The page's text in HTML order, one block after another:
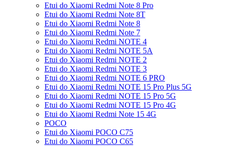
Etui do Xiaomi Redmi Note 8 Pro
Etui do Xiaomi Redmi Note 8T
Etui do Xiaomi Redmi Note 8
Etui do Xiaomi Redmi Note 7
Etui do Xiaomi Redmi NOTE 4
Etui do Xiaomi Redmi NOTE 5A
Etui do Xiaomi Redmi NOTE 2
Etui do Xiaomi Redmi NOTE 3
Etui do Xiaomi Redmi NOTE 6 PRO
Etui do Xiaomi Redmi NOTE 15 Pro Plus 5G
Etui do Xiaomi Redmi NOTE 15 Pro 5G
Etui do Xiaomi Redmi NOTE 15 Pro 4G
Etui do Xiaomi Redmi Note 15 4G
POCO
Etui do Xiaomi POCO C75
Etui do Xiaomi POCO C65